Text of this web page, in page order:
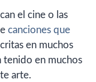
el cine o las
canciones que
en muchos
tenido en muchos
arte.